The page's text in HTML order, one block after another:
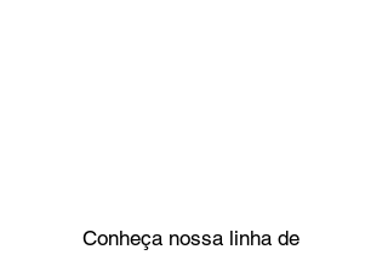
Conheça nossa linha de